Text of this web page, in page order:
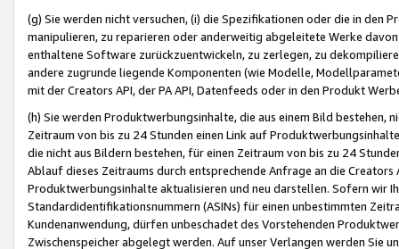
(g) Sie werden nicht versuchen, (i) die Spezifikationen oder die in
manipulieren, zu reparieren oder anderweitig abgeleitete Werke
enthaltene Software zurückzuentwickeln, zu zerlegen, zu
andere zugrunde liegende Komponenten (wie Modelle,
mit der Creators API, der PA API, Datenfeeds oder in den Produkt
(h) Sie werden Produktwerbungsinhalte, die aus einem Bild bestehen,
Zeitraum von bis zu 24 Stunden einen Link auf
die nicht aus Bildern bestehen, für einen Zeitraum von bis zu 24
Ablauf dieses Zeitraums durch entsprechende Anfrage an die
Produktwerbungsinhalte aktualisieren und neu darstellen. Sofern wir
Standardidentifikationsnummern (ASINs) für einen unbestimmten
Kundenanwendung, dürfen unbeschadet des Vorstehenden
Zwischenspeicher abgelegt werden. Auf unser Verlangen werden Sie